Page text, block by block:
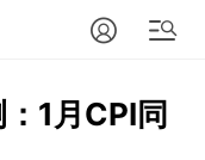
1月CPI同